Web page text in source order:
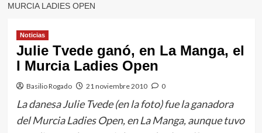
MURCIA LADIES OPEN
Noticias
Julie Tvede ganó, en La Manga, el
I Murcia Ladies Open
Basilio Rogado 21 noviembre 2010 0
La danesa Julie Tvede (en la foto) fue la ganadora
del Murcia Ladies Open, en La Manga, aunque tuvo